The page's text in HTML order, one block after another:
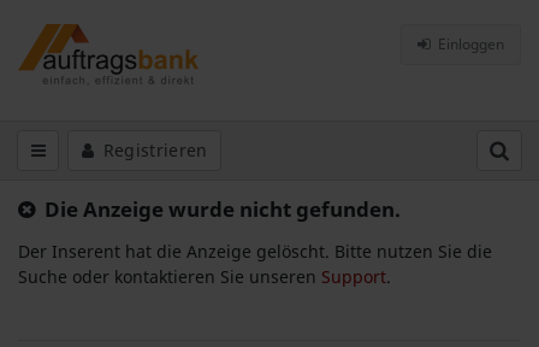
Einloggen
Registrieren
Die Anzeige wurde nicht gefunden.
Der Inserent hat die Anzeige gelöscht. Bitte nutzen Sie die
Suche oder kontaktieren Sie unseren Support.